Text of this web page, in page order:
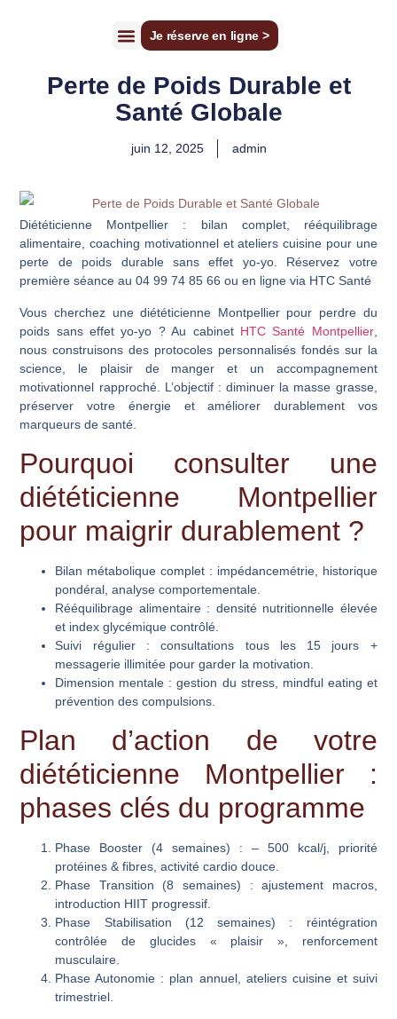
Je réserve en ligne >
Perte de Poids Durable et
Santé Globale
juin 12, 2025 admin
Diététicienne Montpellier : bilan complet, rééquilibrage
alimentaire, coaching motivationnel et ateliers cuisine pour une
perte de poids durable sans effet yo-yo. Réservez votre
première séance au 04 99 74 85 66 ou en ligne via HTC Santé
Vous cherchez unediététicienne Montpellierpour perdre du
poids sans effet yo-yo ? Au cabinet HTC Santé Montpellier,
nous construisons des protocoles personnalisés fondés sur la
science, le plaisir de manger et un accompagnement
motivationnel rapproché. L’objectif : diminuer la masse grasse,
préserver votre énergie et améliorer durablement vos
marqueurs de santé.
Pourquoi consulter une
diététicienne Montpellier
pour maigrir durablement ?
Bilan métabolique complet : impédancemétrie, historique
pondéral, analyse comportementale.
Rééquilibrage alimentaire: densité nutritionnelle élevée
et index glycémique contrôlé.
Suivi régulier: consultations tous les 15 jours +
messagerie illimitée pour garder la motivation.
Dimension mentale : gestion du stress, mindful eating et
prévention des compulsions.
Plan d’action de votre
diététicienne Montpellier :
phases clés du programme
Phase Booster (4 semaines) : – 500 kcal/j, priorité
protéines & fibres, activité cardio douce.
Phase Transition (8 semaines) : ajustement macros,
introduction HIIT progressif.
Phase Stabilisation (12 semaines) : réintégration
contrôlée de glucides « plaisir », renforcement
musculaire.
Phase Autonomie : plan annuel, ateliers cuisine et suivi
trimestriel.